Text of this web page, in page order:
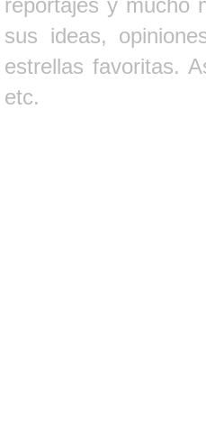
sus ideas,
estrellas favoritas.
etc.